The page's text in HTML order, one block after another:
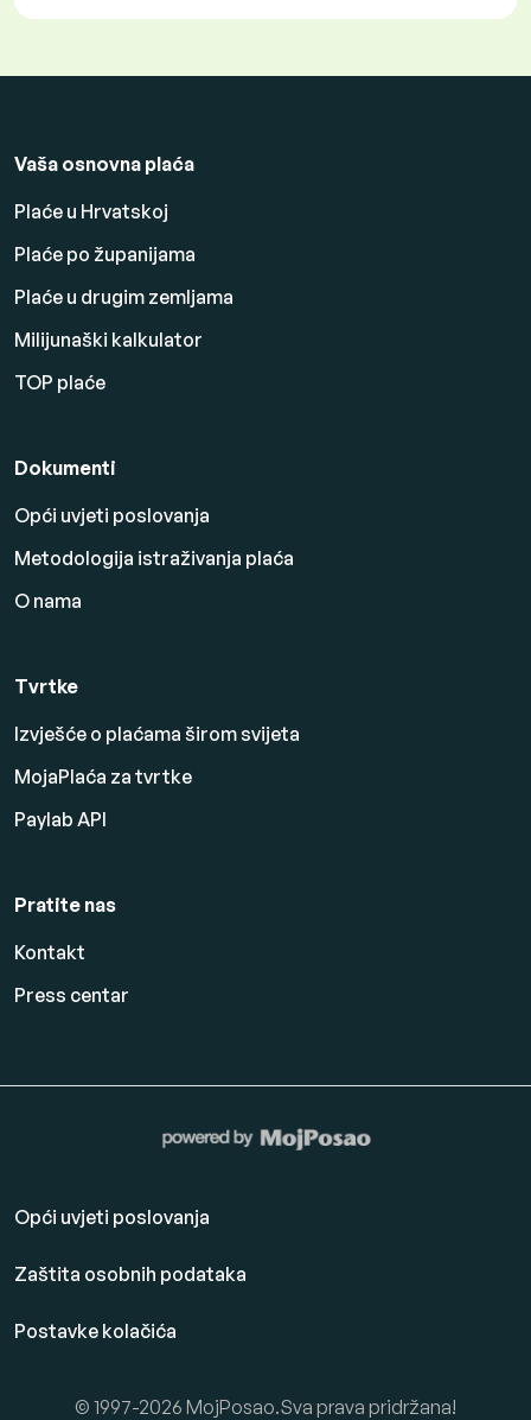
Vaša osnovna plaća
Plaće u Hrvatskoj
Plaće po županijama
Plaće u drugim zemljama
Milijunaški kalkulator
TOP plaće
Dokumenti
Opći uvjeti poslovanja
Metodologija istraživanja plaća
O nama
Tvrtke
Izvješće o plaćama širom svijeta
MojaPlaća za tvrtke
Paylab API
Pratite nas
Kontakt
Press centar
Opći uvjeti poslovanja
Zaštita osobnih podataka
Postavke kolačića
© 1997-2026 MojPosao.Sva prava pridržana!